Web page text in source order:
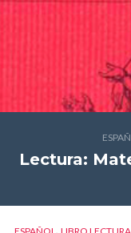
Lectura:
,